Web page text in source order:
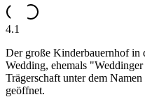
4.1
Der große Kinderbauernhof in
Wedding, ehemals
Trägerschaft unter dem
geöffnet.